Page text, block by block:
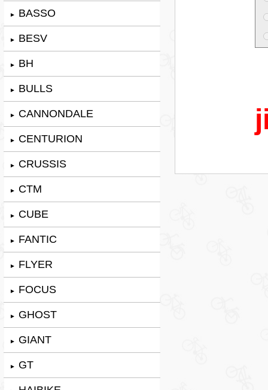
► BASSO
► BESV
► BH
► BULLS
► CANNONDALE
► CENTURION
► CRUSSIS
► CTM
► CUBE
► FANTIC
► FLYER
► FOCUS
► GHOST
► GIANT
► GT